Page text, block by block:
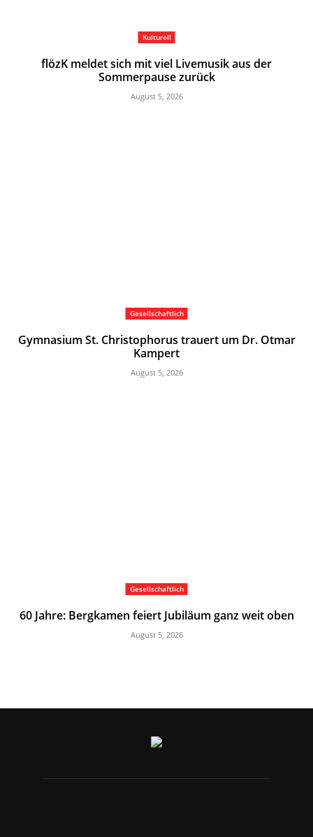
Kulturell
flözK meldet sich mit viel Livemusik aus der
Sommerpause zurück
August 5, 2026
Gesellschaftlich
Gymnasium St. Christophorus trauert um Dr. Otmar
Kampert
August 5, 2026
Gesellschaftlich
60 Jahre: Bergkamen feiert Jubiläum ganz weit oben
August 5, 2026